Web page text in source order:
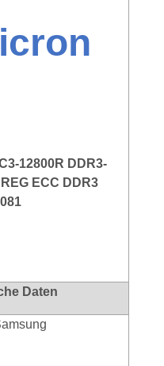
12800R DDR3-
ECC DDR3
Daten